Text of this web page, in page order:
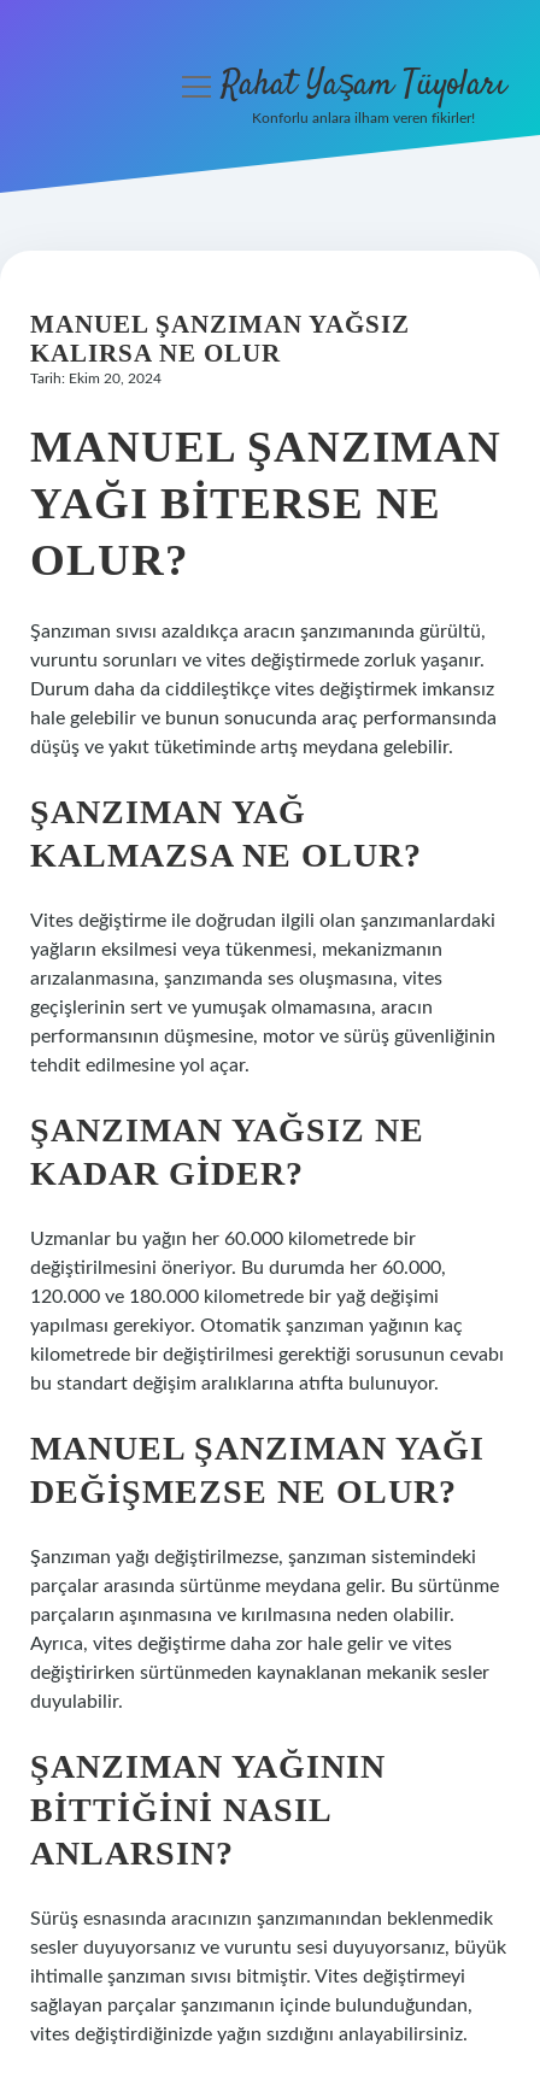
Hakkımızda
menüyüRahat Yaşam Tüyoları
Konforlu anlara ilham veren fikirler!
MANUEL ŞANZIMAN YAĞSIZ
KALIRSA NE OLUR
Tarih: Ekim 20, 2024
MANUEL ŞANZIMAN
YAĞI BITERSE NE
OLUR?
Şanzıman sıvısı azaldıkça aracın şanzımanında gürültü,
vuruntu sorunları ve vites değiştirmede zorluk yaşanır.
Durum daha da ciddileştikçe vites değiştirmek imkansız
hale gelebilir ve bunun sonucunda araç performansında
düşüş ve yakıt tüketiminde artış meydana gelebilir.
ŞANZIMAN YAĞ
KALMAZSA NE OLUR?
Vites değiştirme ile doğrudan ilgili olan şanzımanlardaki
yağların eksilmesi veya tükenmesi, mekanizmanın
arızalanmasına, şanzımanda ses oluşmasına, vites
geçişlerinin sert ve yumuşak olmamasına, aracın
performansının düşmesine, motor ve sürüş güvenliğinin
tehdit edilmesine yol açar.
ŞANZIMAN YAĞSIZ NE
KADAR GIDER?
Uzmanlar bu yağın her 60.000 kilometrede bir
değiştirilmesini öneriyor. Bu durumda her 60.000,
120.000 ve 180.000 kilometrede bir yağ değişimi
yapılması gerekiyor. Otomatik şanzıman yağının kaç
kilometrede bir değiştirilmesi gerektiği sorusunun cevabı
bu standart değişim aralıklarına atıfta bulunuyor.
MANUEL ŞANZIMAN YAĞI
DEĞIŞMEZSE NE OLUR?
Şanzıman yağı değiştirilmezse, şanzıman sistemindeki
parçalar arasında sürtünme meydana gelir. Bu sürtünme
parçaların aşınmasına ve kırılmasına neden olabilir.
Ayrıca, vites değiştirme daha zor hale gelir ve vites
değiştirirken sürtünmeden kaynaklanan mekanik sesler
duyulabilir.
ŞANZIMAN YAĞININ
BITTIĞINI NASIL
ANLARSIN?
Sürüş esnasında aracınızın şanzımanından beklenmedik
sesler duyuyorsanız ve vuruntu sesi duyuyorsanız, büyük
ihtimalle şanzıman sıvısı bitmiştir. Vites değiştirmeyi
sağlayan parçalar şanzımanın içinde bulunduğundan,
vites değiştirdiğinizde yağın sızdığını anlayabilirsiniz.